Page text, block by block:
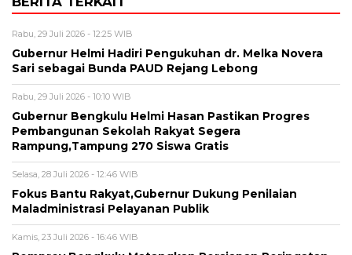
Rabu, 29 Juli 2026 - 12:25 WIB
Gubernur Helmi Hadiri Pengukuhan dr. Melka Novera
Sari sebagai Bunda PAUD Rejang Lebong
Rabu, 29 Juli 2026 - 10:10 WIB
Gubernur Bengkulu Helmi Hasan Pastikan Progres
Pembangunan Sekolah Rakyat Segera
Rampung,Tampung 270 Siswa Gratis
Selasa, 28 Juli 2026 - 12:46 WIB
Fokus Bantu Rakyat,Gubernur Dukung Penilaian
Maladministrasi Pelayanan Publik
Kamis, 23 Juli 2026 - 16:46 WIB